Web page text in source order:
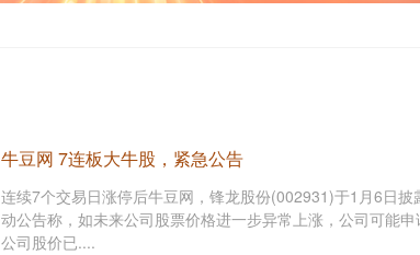
牛豆网 7连板大牛股，紧急公告
连续7个交易日涨停后牛豆网，锋龙股份(002931)于1月6日披
动公告称，如未来公司股票价格进一步异常上涨，公司可能
公司股价已....